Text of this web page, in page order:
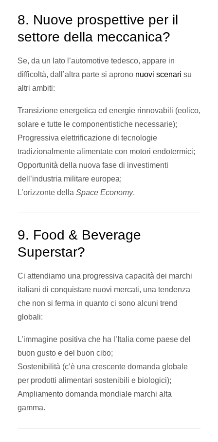
8. Nuove prospettive per il
settore della meccanica?
Se, da un lato l’automotive tedesco, appare in
difficoltà, dall’altra parte si aprono nuovi scenari su
altri ambiti:
Transizione energetica ed energie rinnovabili (eolico,
solare e tutte le componentistiche necessarie);
Progressiva elettrificazione di tecnologie
tradizionalmente alimentate con motori endotermici;
Opportunità della nuova fase di investimenti
dell’industria militare europea;
L’orizzonte della Space Economy.
9. Food & Beverage
Superstar?
Ci attendiamo una progressiva capacità dei marchi
italiani di conquistare nuovi mercati, una tendenza
che non si ferma in quanto ci sono alcuni trend
globali:
L’immagine positiva che ha l’Italia come paese del
buon gusto e del buon cibo;
Sostenibilità (c’è una crescente domanda globale
per prodotti alimentari sostenibili e biologici);
Ampliamento domanda mondiale marchi alta
gamma.